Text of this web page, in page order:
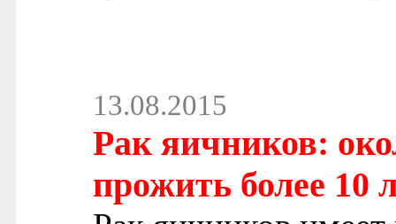
13.08.2015
Рак яичников:
прожить более 10